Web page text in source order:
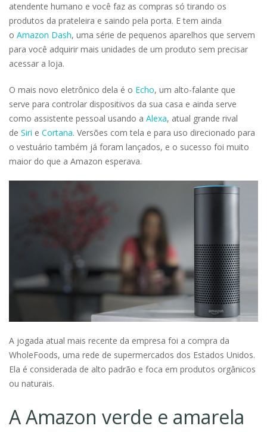
atendente humano e você faz as compras só tirando os
produtos da prateleira e saindo pela porta. E tem ainda
o Amazon Dash, uma série de pequenos aparelhos que servem
para você adquirir mais unidades de um produto sem precisar
acessar a loja.
O mais novo eletrônico dela é o Echo, um alto-falante que
serve para controlar dispositivos da sua casa e ainda serve
como assistente pessoal usando a Alexa, atual grande rival
de Siri e Cortana. Versões com tela e para uso direcionado para
o vestuário também já foram lançados, e o sucesso foi muito
maior do que a Amazon esperava.
A jogada atual mais recente da empresa foi a compra da
WholeFoods, uma rede de supermercados dos Estados Unidos.
Ela é considerada de alto padrão e foca em produtos orgânicos
ou naturais.
A Amazon verde e amarela